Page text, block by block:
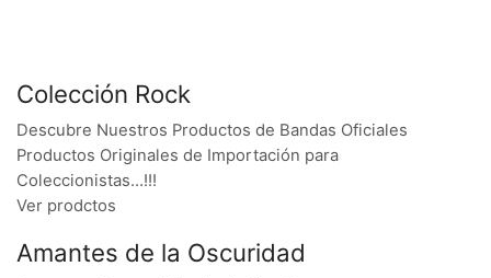
Colección Rock
Descubre Nuestros Productos de Bandas Oficiales
Productos Originales de Importación para
Coleccionistas…!!!
Ver prodctos
Amantes de la Oscuridad